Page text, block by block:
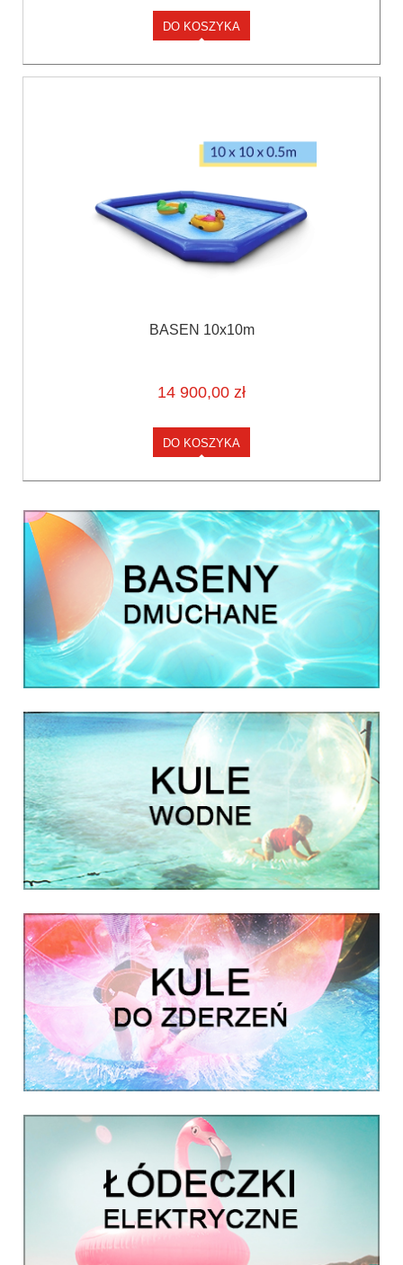
DO KOSZYKA
BASEN 10x10m
14 900,00 zł
DO KOSZYKA